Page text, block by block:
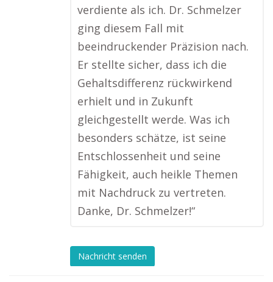
verdiente als ich. Dr. Schmelzer
ging diesem Fall mit
beeindruckender Präzision nach.
Er stellte sicher, dass ich die
Gehaltsdifferenz rückwirkend
erhielt und in Zukunft
gleichgestellt werde. Was ich
besonders schätze, ist seine
Entschlossenheit und seine
Fähigkeit, auch heikle Themen
mit Nachdruck zu vertreten.
Danke, Dr. Schmelzer!“
Nachricht senden